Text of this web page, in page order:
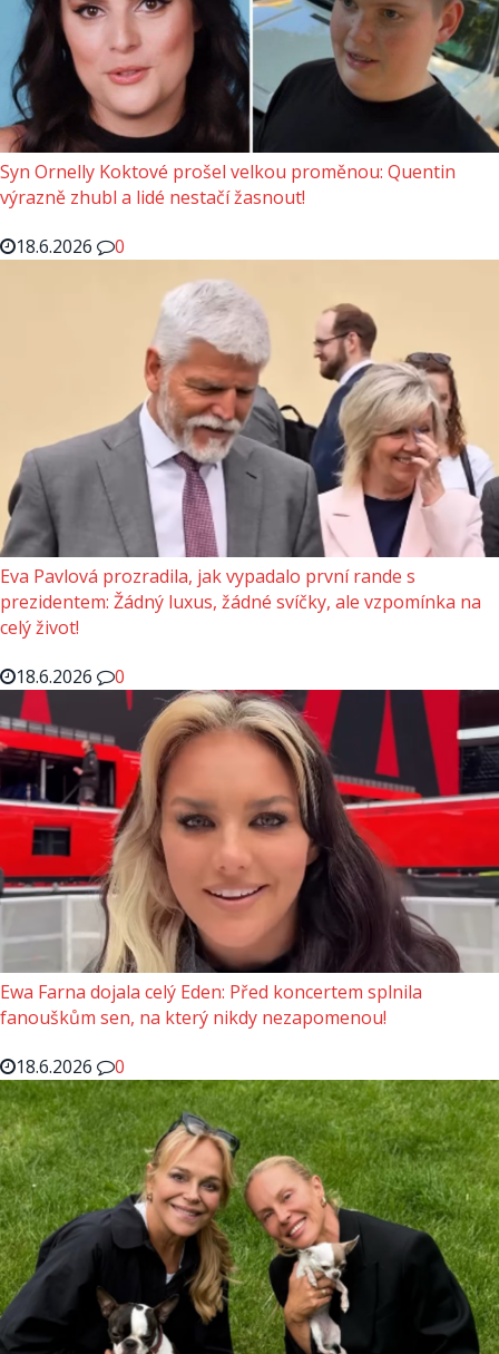
Syn Ornelly Koktové prošel velkou proměnou: Quentin
výrazně zhubl a lidé nestačí žasnout!
18.6.2026
0
Eva Pavlová prozradila, jak vypadalo první rande s
prezidentem: Žádný luxus, žádné svíčky, ale vzpomínka na
celý život!
18.6.2026
0
Ewa Farna dojala celý Eden: Před koncertem splnila
fanouškům sen, na který nikdy nezapomenou!
18.6.2026
0